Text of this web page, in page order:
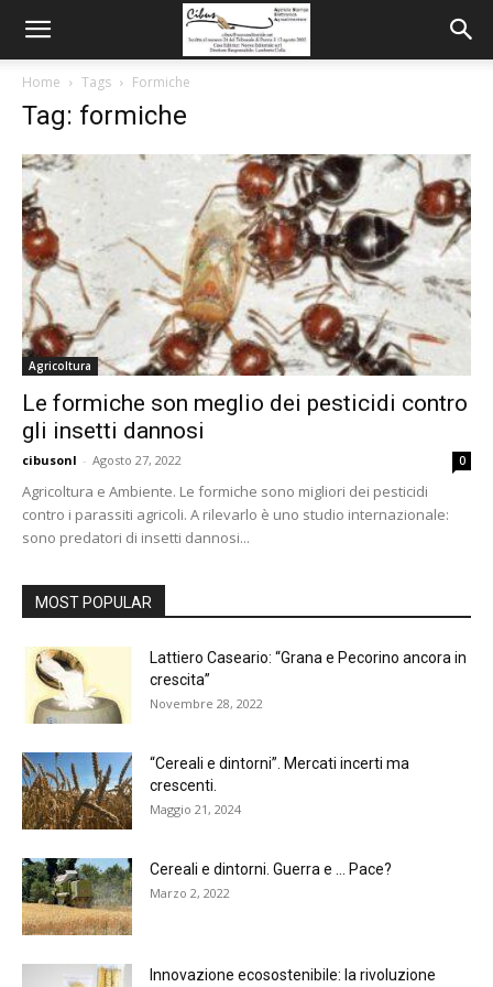
Home Tags Formiche
Tag: formiche
Agricoltura
Le formiche son meglio dei pesticidi contro
gli insetti dannosi
cibusonl - Agosto 27, 2022 0
Agricoltura e Ambiente. Le formiche sono migliori dei pesticidi
contro i parassiti agricoli. A rilevarlo è uno studio internazionale:
sono predatori di insetti dannosi...
MOST POPULAR
Lattiero Caseario: “Grana e Pecorino ancora in
crescita”
Novembre 28, 2022
“Cereali e dintorni”. Mercati incerti ma
crescenti.
Maggio 21, 2024
Cereali e dintorni. Guerra e … Pace?
Marzo 2, 2022
Innovazione ecosostenibile: la rivoluzione